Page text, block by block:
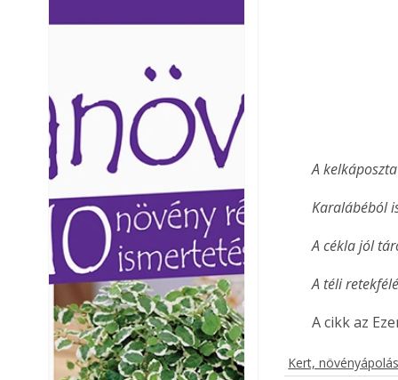
A
Karalábéból
A cékla jól
A téli
A cikk az
Kert, növényápolás